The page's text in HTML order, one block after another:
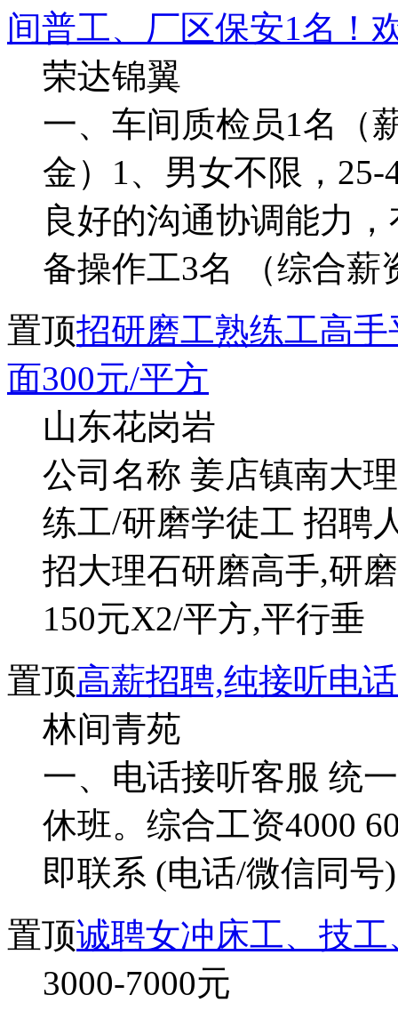
间普工、厂区保安1名！
荣达锦翼
一、车间质检员1名（
金）1、男女不限，
良好的沟通协调能力
备操作工3名 （综合薪
置顶招研磨工熟练工高
面300元/平方
山东花岗岩
公司名称 姜店镇南大
练工/研磨学徒工 招聘
招大理石研磨高手,研
150元X2/平方,平行垂
置顶高薪招聘,纯接听电
林间青苑
一、电话接听客服 统
休班。综合工资4000
即联系 (电话/微信同号)
置顶诚聘女冲床工、技
3000-7000元